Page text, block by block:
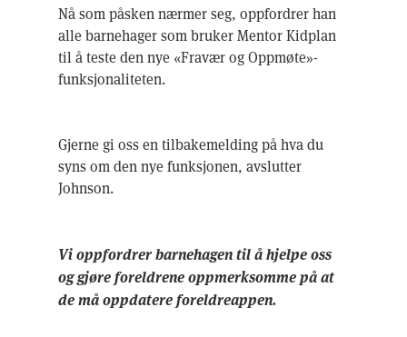
Nå som påsken nærmer seg, oppfordrer han
alle barnehager som bruker Mentor Kidplan
til å teste den nye «Fravær og Oppmøte»-
funksjonaliteten.
Gjerne gi oss en tilbakemelding på hva du
syns om den nye funksjonen, avslutter
Johnson.
Vi oppfordrer barnehagen til å hjelpe oss
og gjøre foreldrene oppmerksomme på at
de må oppdatere foreldreappen.